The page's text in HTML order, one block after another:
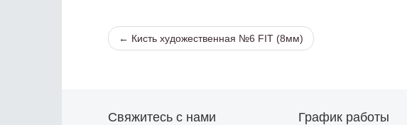
← Кисть художественная №6 FIT (8мм)
Свяжитесь с нами График работы